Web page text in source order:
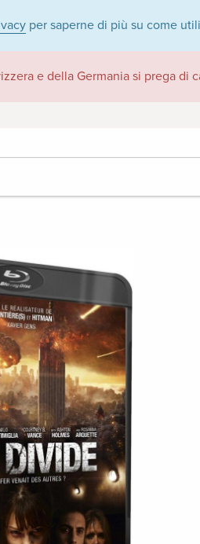
per saperne di più su come
e della Germania si prega di